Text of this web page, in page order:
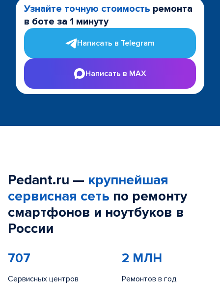
Узнайте точную стоимость ремонта
в боте за 1 минуту
Написать в Telegram
Написать в MAX
Pedant.ru — крупнейшая
сервисная сеть по ремонту
смартфонов и ноутбуков в
России
707
Сервисных центров
2 МЛН
Ремонтов в год